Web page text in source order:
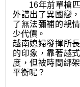
16年前單槍
外譜出了異國戀
了無法彌補的親
少代價。
越南媳婦發揮所
的印象，靠著越
度，但被時間綁
平衡呢？